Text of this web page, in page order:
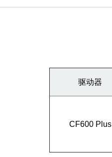
驱动器
CF600 Plus